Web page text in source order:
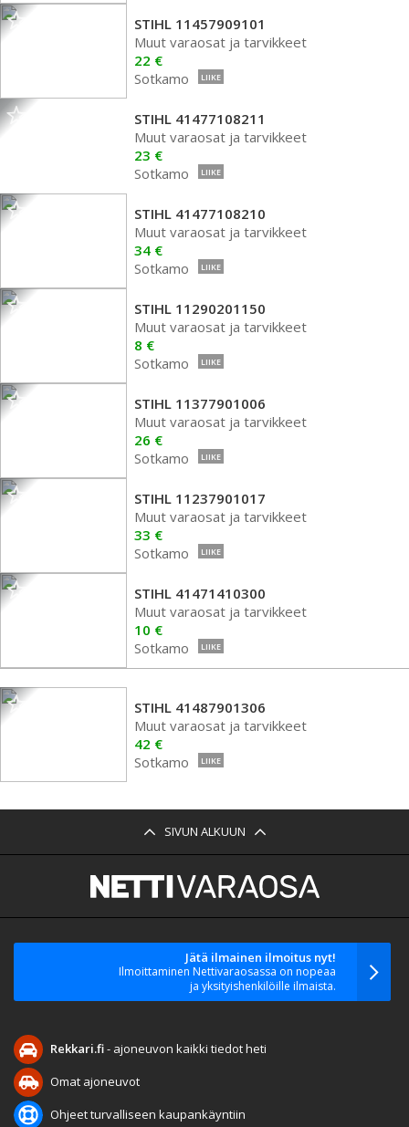
STIHL 11457909101
Muut varaosat ja tarvikkeet
22 €
Sotkamo
LIIKE
STIHL 41477108211
Muut varaosat ja tarvikkeet
23 €
Sotkamo
LIIKE
STIHL 41477108210
Muut varaosat ja tarvikkeet
34 €
Sotkamo
LIIKE
STIHL 11290201150
Muut varaosat ja tarvikkeet
8 €
Sotkamo
LIIKE
STIHL 11377901006
Muut varaosat ja tarvikkeet
26 €
Sotkamo
LIIKE
STIHL 11237901017
Muut varaosat ja tarvikkeet
33 €
Sotkamo
LIIKE
STIHL 41471410300
Muut varaosat ja tarvikkeet
10 €
Sotkamo
LIIKE
STIHL 41487901306
Muut varaosat ja tarvikkeet
42 €
Sotkamo
LIIKE
SIVUN ALKUUN
Jätä ilmainen ilmoitus nyt!
Ilmoittaminen Nettivaraosassa on nopeaa
ja yksityishenkilöille ilmaista.
Rekkari.fi- ajoneuvon kaikki tiedot heti
Omat ajoneuvot
Ohjeet turvalliseen kaupankäyntiin